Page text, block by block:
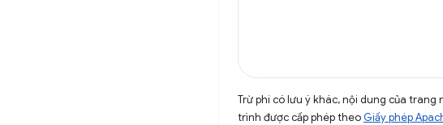
Trừ phi có lưu ý khác, nội dung của trang
trình được cấp phép theo Giấy phép